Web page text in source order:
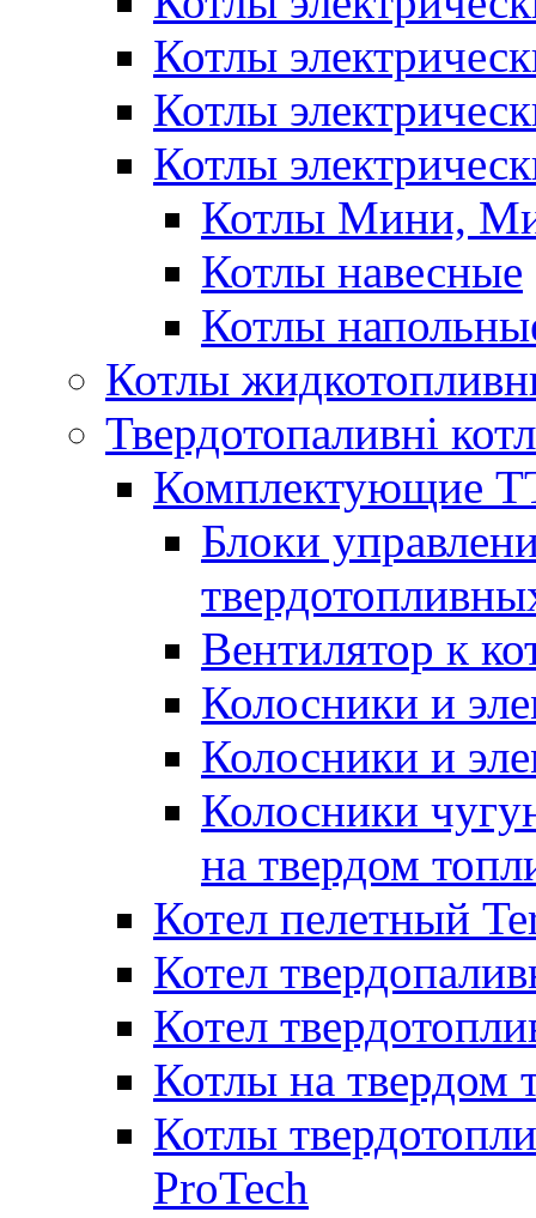
Котлы
Котлы
Котлы
Котлы Мини,
Котлы навесные
Котлы
Котлы
Твердотопаливні
Комплектующие
Блоки
Вентилятор к
Колосники и
Колосники и
Колосники
на твердом
Котел пелетный
Котел
Котел
Котлы на твердом
Котлы
ProTech